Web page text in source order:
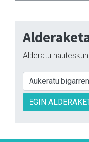
Alderatu
EGIN